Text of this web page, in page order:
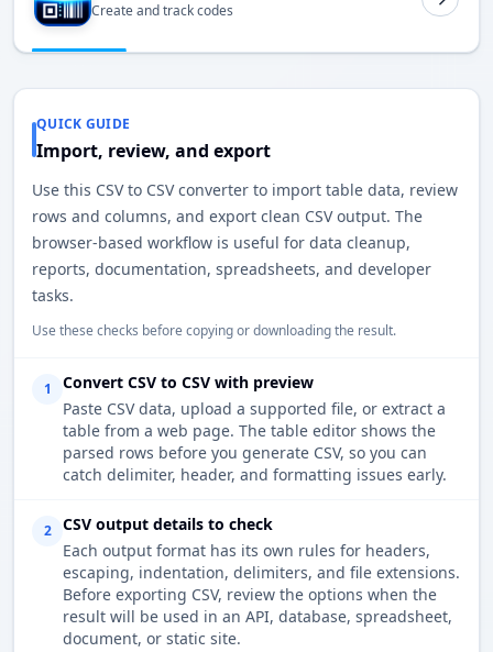
Create and track codes
QUICK GUIDE
Import, review, and export
Use this CSV to CSV converter to import table data, review
rows and columns, and export clean CSV output. The
browser-based workflow is useful for data cleanup,
reports, documentation, spreadsheets, and developer
tasks.
Use these checks before copying or downloading the result.
1
Convert CSV to CSV with preview
Paste CSV data, upload a supported file, or extract a
table from a web page. The table editor shows the
parsed rows before you generate CSV, so you can
catch delimiter, header, and formatting issues early.
2
CSV output details to check
Each output format has its own rules for headers,
escaping, indentation, delimiters, and file extensions.
Before exporting CSV, review the options when the
result will be used in an API, database, spreadsheet,
document, or static site.